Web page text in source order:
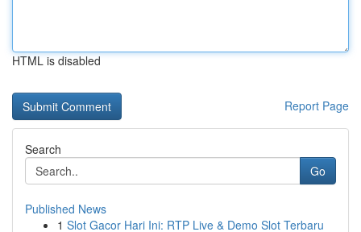
HTML is disabled
Report Page
Search
Go
Published News
1 Slot Gacor Hari Ini: RTP Live & Demo Slot Terbaru